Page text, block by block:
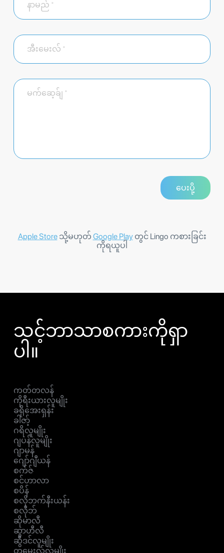
Apple Storeသို့မဟုတ် Google Playတွင် Lingo ကစားခြင်း
ကိုရယူပါ
သင့်ဘာသာစကားကိုရှာ
ပါ။
ကတ်တလန်
ကိုရီးယားလူမျိုး
ခရိုအေးရှန်း
ခါဇာ့်
ဂရိလူမျိုး
ဂျပန်လူမျိုး
ဂျာမန်
ဂျော်ဂျီယန်
စက်ဇ်
စင်ဟာလာ
စပိန်
စလိုဘက်နီးယန်း
စလိုဘ်
ဆိုမာလီ
ဆွာဟီလီ
ဆွီဒင်လူမျိုး
တမေးလ်လူမျိုး